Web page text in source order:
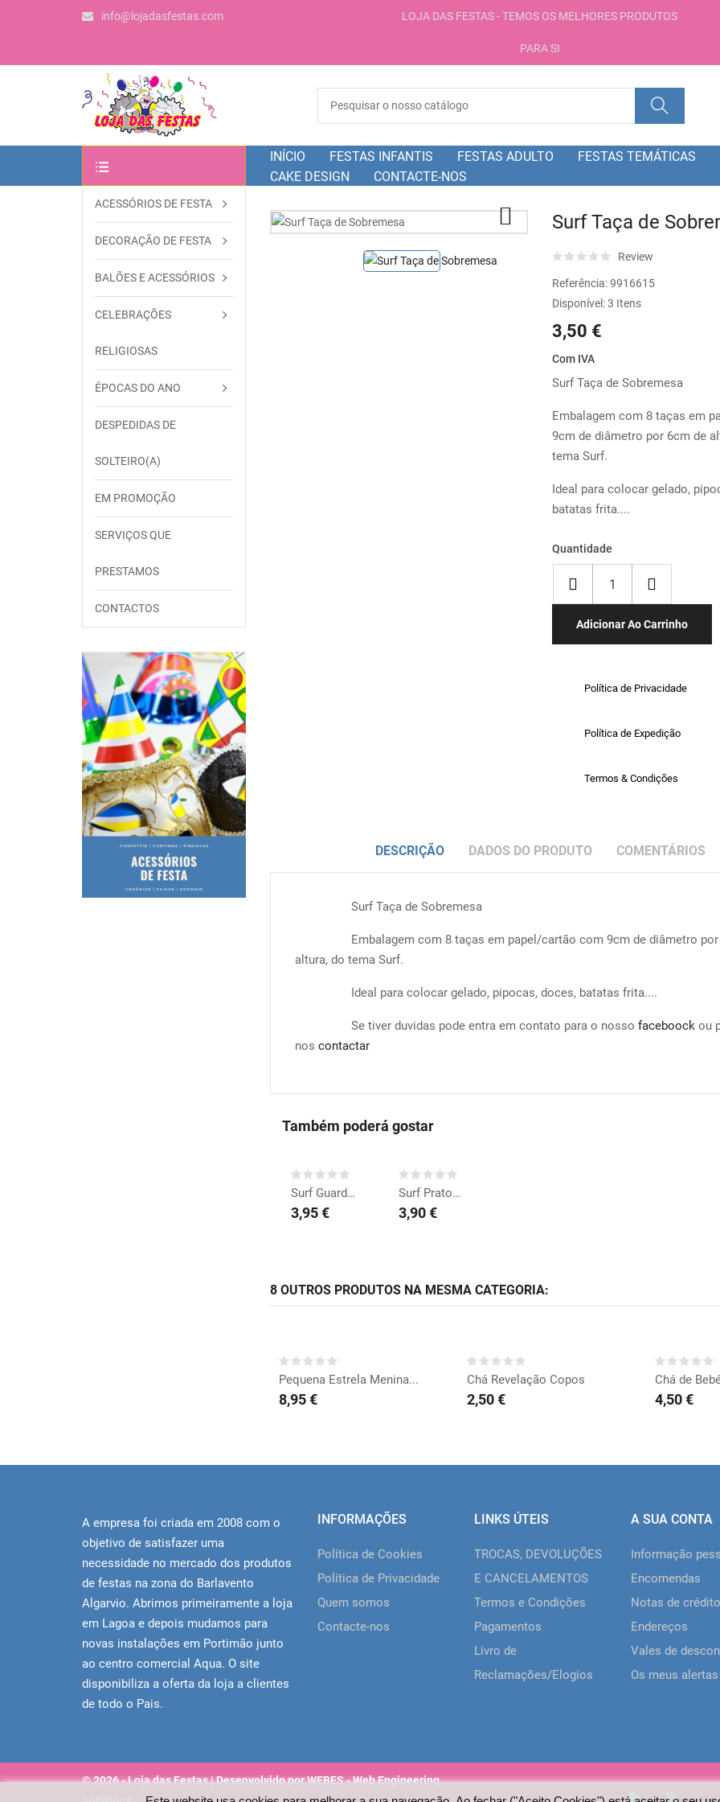
info@lojadasfestas.com LOJA DAS FESTAS - TEMOS OS MELHORES PRODUTOS
PARA SI
INÍCIO FESTAS INFANTIS FESTAS ADULTO FESTAS TEMÁTICAS
CAKE DESIGN
CONTACTE-NOS
OUTRAS CATEGORIAS
ACESSÓRIOS DE FESTA
DECORAÇÃO DE FESTA
BALÕES E ACESSÓRIOS
CELEBRAÇÕES
RELIGIOSAS
ÉPOCAS DO ANO
DESPEDIDAS DE
SOLTEIRO(A)
EM PROMOÇÃO
SERVIÇOS QUE
PRESTAMOS
CONTACTOS
 Surf Taça de
Review
Referência:9916615
Disponível:3 Itens
3,50 €
Com IVA
Surf Taça de Sobremesa
Embalagem com 8 taças em
9cm de diâmetro por 6cm de
tema Surf.
Ideal para colocar gelado,
batatas frita....
Quantidade
Adicionar Ao Carrinho
Política de Privacidade
Política de Expedição
Termos & Condições
DESCRIÇÃO DADOS DO PRODUTO COMENTÁRIOS
Surf Taça de Sobremesa
Embalagem com 8 taças em papel/cartão com 9cm de diâmetro
altura, do tema Surf.
Ideal para colocar gelado, pipocas, doces, batatas frita....
Se tiver duvidas pode entra em contato para o nosso faceboock ou
nos contactar
Também poderá gostar
Surf Guardanapos
3,95 €
Surf Pratos 23cm
3,90 €
8 OUTROS PRODUTOS NA MESMA CATEGORIA:
Pequena Estrela Menina...
8,95 €
Chá Revelação Copos
2,50 €
Chá de
4,50 €
A empresa foi criada em 2008 com o
objetivo de satisfazer uma
necessidade no mercado dos produtos
de festas na zona do Barlavento
Algarvio. Abrimos primeiramente a loja
em Lagoa e depois mudamos para
novas instalações em Portimão junto
ao centro comercial Aqua. O site
disponibiliza a oferta da loja a clientes
de todo o Pais.
INFORMAÇÕES
Política de Cookies
Política de Privacidade
Quem somos
Contacte-nos
LINKS ÚTEIS
TROCAS, DEVOLUÇÕES
E CANCELAMENTOS
Termos e Condições
Pagamentos
Livro de
Reclamações/Elogios
A SUA CONTA
Informação
Encomendas
Notas de crédito
Endereços
Vales de
Os meus alertas
© 2026 - Loja das Festas | Desenvolvido por WEBES - Web Engineering